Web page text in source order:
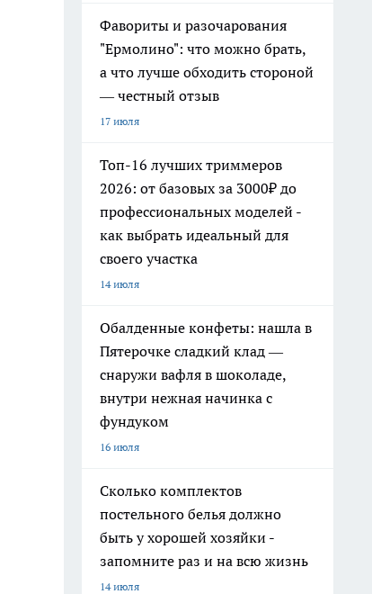
Фавориты и разочарования
"Ермолино": что можно брать,
а что лучше обходить стороной
— честный отзыв
17 июля
Топ-16 лучших триммеров
2026: от базовых за 3000₽ до
профессиональных моделей -
как выбрать идеальный для
своего участка
14 июля
Обалденные конфеты: нашла в
Пятерочке сладкий клад —
снаружи вафля в шоколаде,
внутри нежная начинка с
фундуком
16 июля
Сколько комплектов
постельного белья должно
быть у хорошей хозяйки -
запомните раз и на всю жизнь
14 июля